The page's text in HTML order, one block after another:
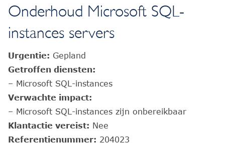
Onderhoud Microsoft SQL-
instances servers
Urgentie: Gepland
Getroffen diensten:
– Microsoft SQL-instances
Verwachte impact:
– Microsoft SQL-instances zijn onbereikbaar
Klantactie vereist: Nee
Referentienummer: 204023